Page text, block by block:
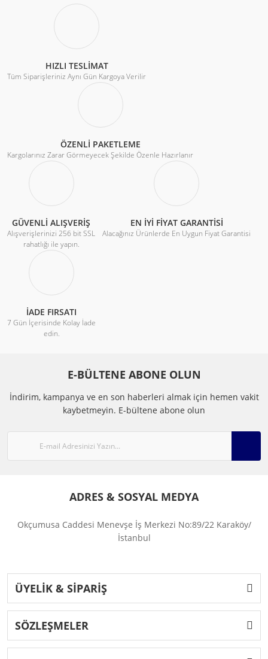
HIZLI TESLİMAT
Tüm Siparişleriniz Aynı Gün Kargoya Verilir
ÖZENLİ PAKETLEME
Kargolarınız Zarar Görmeyecek Şekilde Özenle Hazırlanır
GÜVENLİ ALIŞVERİŞ
Alışverişlerinizi 256 bit SSL
rahatlığı ile yapın.
EN İYİ FİYAT GARANTİSİ
Alacağınız Ürünlerde En Uygun Fiyat Garantisi
İADE FIRSATI
7 Gün İçerisinde Kolay İade
edin.
E-BÜLTENE ABONE OLUN
İndirim, kampanya ve en son haberleri almak için hemen vakit
kaybetmeyin. E-bültene abone olun
ADRES & SOSYAL MEDYA
Okçumusa Caddesi Menevşe İş Merkezi No:89/22 Karaköy/
İstanbul
ÜYELİK & SİPARİŞ
SÖZLEŞMELER